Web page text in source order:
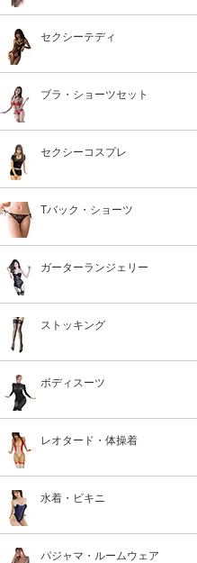
セクシーテディ
ブラ・ショーツセット
セクシーコスプレ
Tバック・ショーツ
ガーターランジェリー
ストッキング
ボディスーツ
レオタード・体操着
水着・ビキニ
パジャマ・ルームウェア